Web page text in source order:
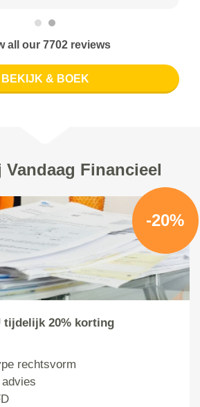
all our 7702 reviews
BEKIJK & BOEK
Financieel
-20%
tijdelijk 20% korting
rechtsvorm